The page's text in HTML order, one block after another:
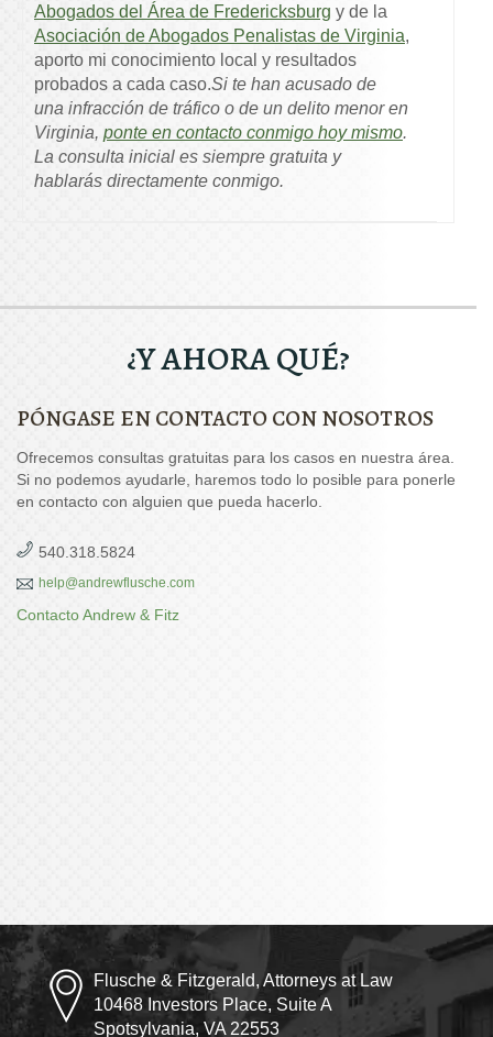
Abogados del Área de Fredericksburg y de la
Asociación de Abogados Penalistas de Virginia,
aporto mi conocimiento local y resultados
probados a cada caso.Si te han acusado de
una infracción de tráfico o de un delito menor en
Virginia, ponte en contacto conmigo hoy mismo.
La consulta inicial es siempre gratuita y
hablarás directamente conmigo.
¿Y AHORA QUÉ?
PÓNGASE EN CONTACTO CON NOSOTROS
Ofrecemos consultas gratuitas para los casos en nuestra área.
Si no podemos ayudarle, haremos todo lo posible para ponerle
en contacto con alguien que pueda hacerlo.
540.318.5824
help@andrewflusche.com
Contacto Andrew & Fitz
Flusche & Fitzgerald, Attorneys at Law
10468 Investors Place, Suite A
Spotsylvania, VA 22553